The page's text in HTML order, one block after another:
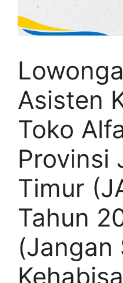
Asisten
Toko
Provinsi
Timur
Tahun
(Jangan